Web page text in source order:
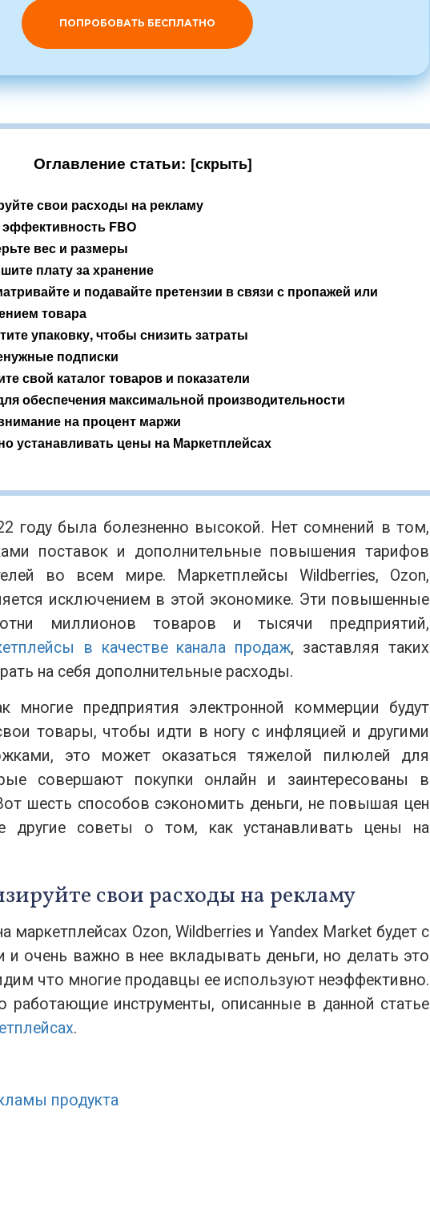
ПОПРОБОВАТЬ БЕСПЛАТНО
Оглавление статьи:
свои расходы на рекламу
FBO
вес и размеры
плату за хранение
и подавайте претензии в связи с пропажей или
товара
упаковку, чтобы снизить затраты
подписки
свой каталог товаров и показатели
обеспечения максимальной производительности
на процент маржи
устанавливать цены на Маркетплейсах
году была болезненно высокой. Нет сомнений в том,
поставок и дополнительные повышения тарифов
во всем мире. Маркетплейсы Wildberries, Ozon,
исключением в этой экономике. Эти повышенные
миллионов товаров и тысячи предприятий,
в качестве канала продаж, заставляя таких
на себя дополнительные расходы.
многие предприятия электронной коммерции будут
товары, чтобы идти в ногу с инфляцией и другими
это может оказаться тяжелой пилюлей для
совершают покупки онлайн и заинтересованы в
шесть способов сэкономить деньги, не повышая цен
другие советы о том, как устанавливать цены на
свои расходы на рекламу
маркетплейсах Ozon, Wildberries и Yandex Market будет с
очень важно в нее вкладывать деньги, но делать это
что многие продавцы ее используют неэффективно.
работающие инструменты, описанные в данной статье
.